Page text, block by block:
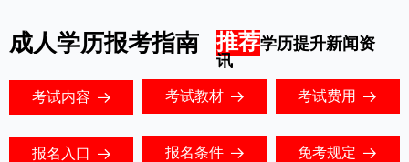
考试内容 뀠 考试教材 뀠 考试费用 뀠
报名入口 뀠 报名条件 뀠 免考规定 뀠
推荐学历提升新闻资
讯
成人学历报考指南